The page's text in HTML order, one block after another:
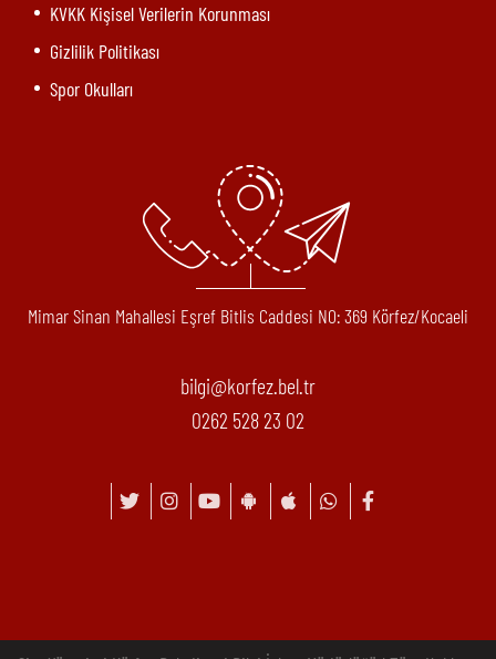
KVKK Kişisel Verilerin Korunması
Gizlilik Politikası
Spor Okulları
Mimar Sinan Mahallesi Eşref Bitlis Caddesi N0: 369 Körfez/Kocaeli
bilgi@korfez.bel.tr
0262 528 23 02